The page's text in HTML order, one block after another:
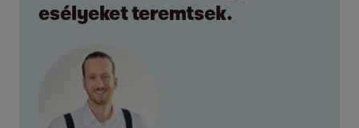
esélyeket teremtsek.